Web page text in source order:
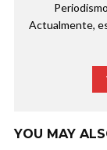
Actualmente,
YOU MAY